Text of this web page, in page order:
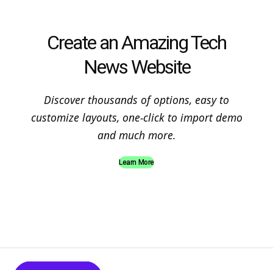
Create an Amazing Tech
News Website
Discover thousands of options, easy to
customize layouts, one-click to import demo
and much more.
Learn More